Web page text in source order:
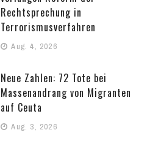
Rechtsprechung in
Terrorismusverfahren
Aug. 4, 2026
Neue Zahlen: 72 Tote bei
Massenandrang von Migranten
auf Ceuta
Aug. 3, 2026